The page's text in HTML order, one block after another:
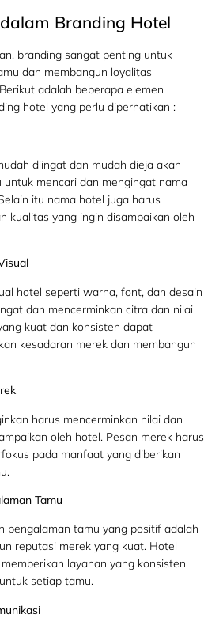
Branding Hotel
branding sangat penting untuk
dan membangun loyalitas
adalah beberapa elemen
hotel yang perlu diperhatikan :
diingat dan mudah dieja akan
mencari dan mengingat nama
itu nama hotel juga harus
kualitas yang ingin disampaikan oleh
hotel seperti warna, font, dan desain
dan mencerminkan citra dan nilai
kuat dan konsisten dapat
kesadaran merek dan membangun
harus mencerminkan nilai dan
oleh hotel. Pesan merek harus
pada manfaat yang diberikan
Tamu
pengalaman tamu yang positif adalah
reputasi merek yang kuat. Hotel
layanan yang konsisten
setiap tamu.